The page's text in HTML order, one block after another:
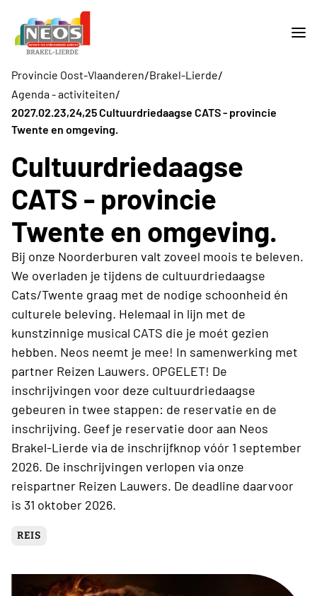
Provincie Oost-Vlaanderen/Brakel-Lierde/
Agenda - activiteiten/
2027.02.23,24,25 Cultuurdriedaagse CATS - provincie
Twente en omgeving.
Cultuurdriedaagse
CATS - provincie
Twente en omgeving.
Bij onze Noorderburen valt zoveel moois te beleven.
We overladen je tijdens de cultuurdriedaagse
Cats/Twente graag met de nodige schoonheid én
culturele beleving. Helemaal in lijn met de
kunstzinnige musical CATS die je moét gezien
hebben. Neos neemt je mee! In samenwerking met
partner Reizen Lauwers. OPGELET! De
inschrijvingen voor deze cultuurdriedaagse
gebeuren in twee stappen: de reservatie en de
inschrijving. Geef je reservatie door aan Neos
Brakel-Lierde via de inschrijfknop vóór 1 september
2026. De inschrijvingen verlopen via onze
reispartner Reizen Lauwers. De deadline daarvoor
is 31 oktober 2026.
REIS